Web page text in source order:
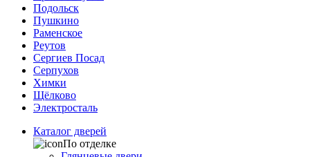
Подольск
Пушкино
Раменское
Реутов
Сергиев Посад
Серпухов
Химки
Щёлково
Электросталь
Каталог дверей
По отделке